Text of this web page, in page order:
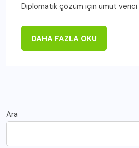
Diplomatik çözüm için umut verici
DAHA FAZLA OKU
Ara